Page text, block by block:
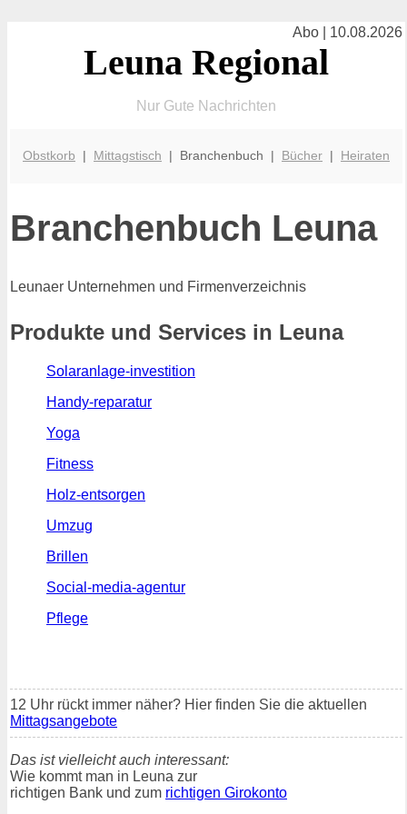
Abo | 10.08.2026
Leuna Regional
Nur Gute Nachrichten
Obstkorb | Mittagstisch | Branchenbuch | Bücher | Heiraten
Branchenbuch Leuna
Leunaer Unternehmen und Firmenverzeichnis
Produkte und Services in Leuna
Solaranlage-investition
Handy-reparatur
Yoga
Fitness
Holz-entsorgen
Umzug
Brillen
Social-media-agentur
Pflege
12 Uhr rückt immer näher? Hier finden Sie die aktuellen
Mittagsangebote
Das ist vielleicht auch interessant:
Wie kommt man in Leuna zur
richtigen Bank und zum richtigen Girokonto